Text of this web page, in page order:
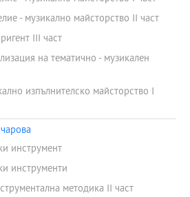
- музикално майсторство II част
III част
на тематично - музикален
изпълнителско майсторство I
инструмент
инструменти
методика II част